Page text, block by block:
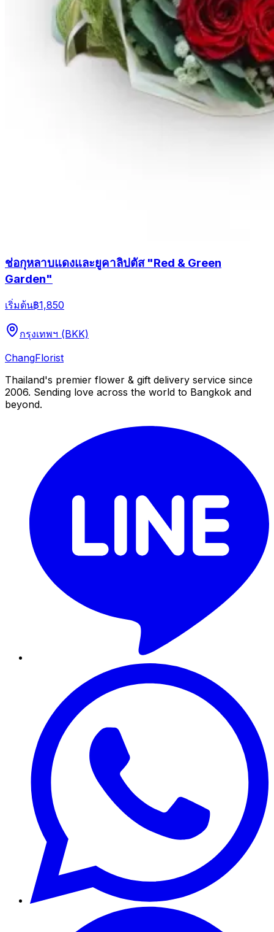
ช่อกุหลาบแดงและยูคาลิปตัส "Red & Green
Garden"
เริ่มต้น฿1,850
กรุงเทพฯ (BKK)
ChangFlorist
Thailand's premier flower & gift delivery service since
2006. Sending love across the world to Bangkok and
beyond.